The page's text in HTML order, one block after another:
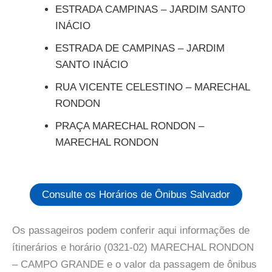
ESTRADA CAMPINAS – JARDIM SANTO
INÁCIO
ESTRADA DE CAMPINAS – JARDIM
SANTO INÁCIO
RUA VICENTE CELESTINO – MARECHAL
RONDON
PRAÇA MARECHAL RONDON –
MARECHAL RONDON
Consulte os Horários de Ônibus Salvador
Os passageiros podem conferir aqui informações de
ítinerários e horário (0321-02) MARECHAL RONDON
– CAMPO GRANDE e o valor da passagem de ônibus